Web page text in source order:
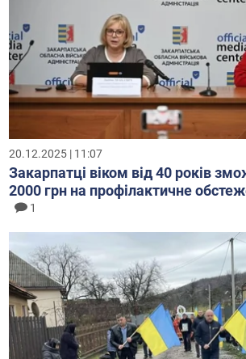
20.12.2025 | 11:07
Закарпатці віком від 40 років
2000 грн на профілактичне
1